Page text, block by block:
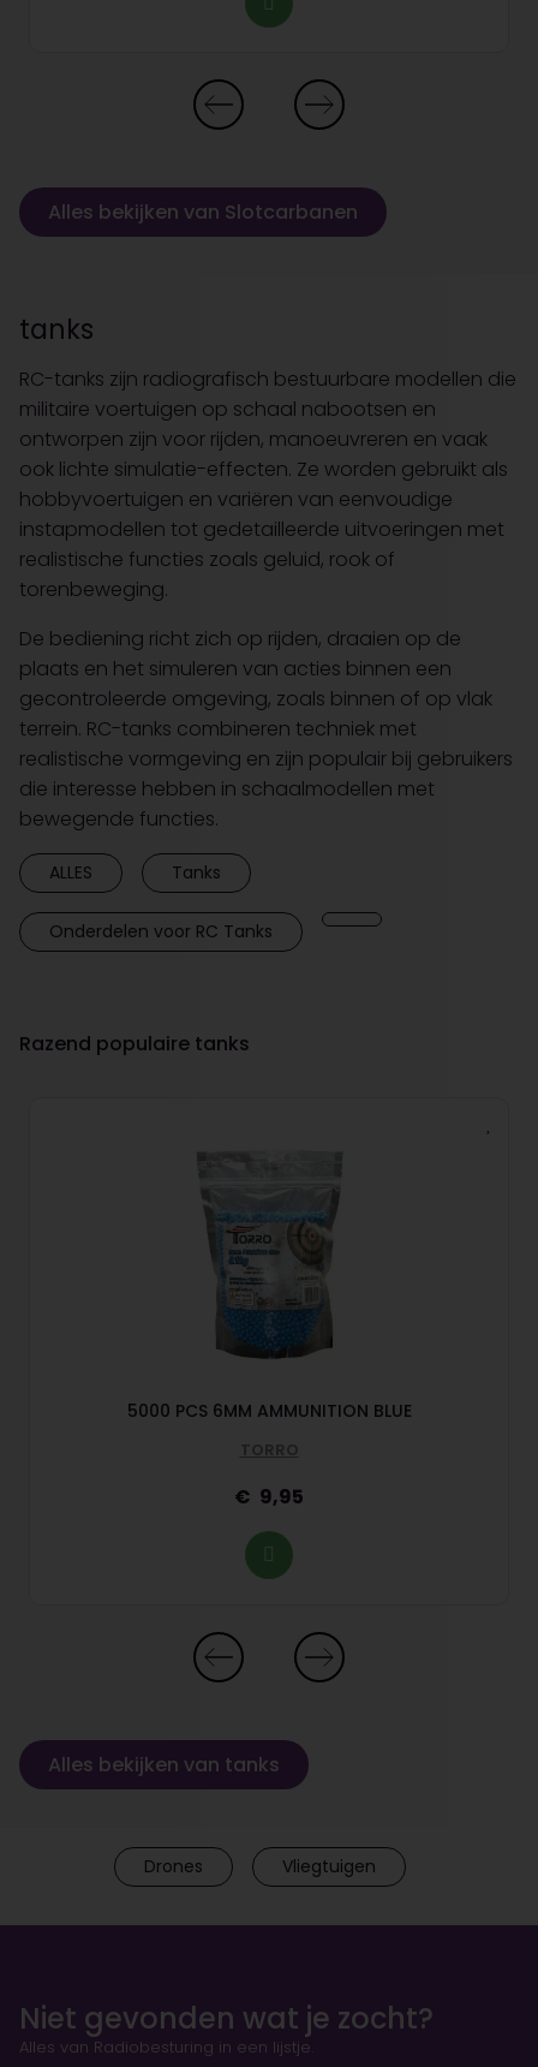
Alles bekijken van Slotcarbanen
tanks
RC-tanks zijn radiografisch bestuurbare modellen die
militaire voertuigen op schaal nabootsen en
ontworpen zijn voor rijden, manoeuvreren en vaak
ook lichte simulatie-effecten. Ze worden gebruikt als
hobbyvoertuigen en variëren van eenvoudige
instapmodellen tot gedetailleerde uitvoeringen met
realistische functies zoals geluid, rook of
torenbeweging.
De bediening richt zich op rijden, draaien op de
plaats en het simuleren van acties binnen een
gecontroleerde omgeving, zoals binnen of op vlak
terrein. RC-tanks combineren techniek met
realistische vormgeving en zijn populair bij gebruikers
die interesse hebben in schaalmodellen met
bewegende functies.
ALLES Tanks
Onderdelen voor RC Tanks
Razend populaire tanks
5000 PCS 6MM AMMUNITION BLUE
TORRO
9,95
Alles bekijken van tanks
Drones Vliegtuigen
Niet gevonden wat je zocht?
Alles van Radiobesturing in een lijstje.